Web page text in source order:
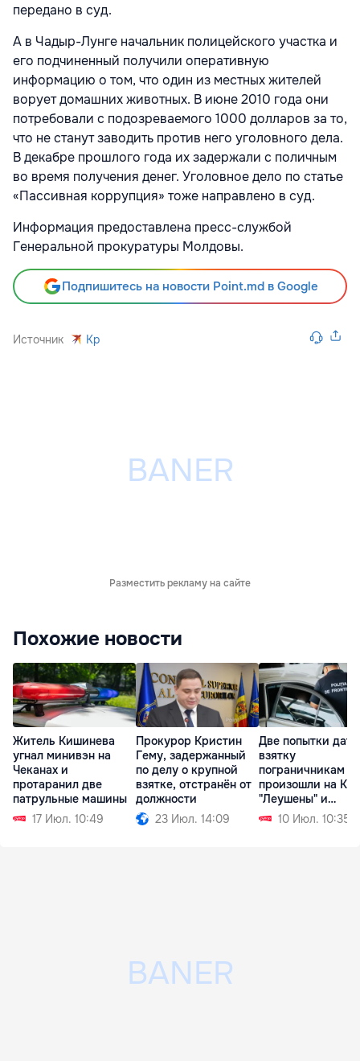
передано в суд.
А в Чадыр-Лунге начальник полицейского участка и
его подчиненный получили оперативную
информацию о том, что один из местных жителей
ворует домашних животных. В июне 2010 года они
потребовали с подозреваемого 1000 долларов за то,
что не станут заводить против него уголовного дела.
В декабре прошлого года их задержали с поличным
во время получения денег. Уголовное дело по статье
«Пассивная коррупция» тоже направлено в суд.
Информация предоставлена пресс-службой
Генеральной прокуратуры Молдовы.
Подпишитесь на новости Point.md в Google
Источник Kp
Разместить рекламу на сайте
Похожие новости
Житель Кишинева
угнал минивэн на
Чеканах и
протаранил две
патрульные машины
17 Июл. 10:49
Прокурор Кристин
Гему, задержанный
по делу о крупной
взятке, отстранён от
должности
23 Июл. 14:09
Две попытки дать
взятку
пограничникам
произошли на
"Леушены" и
"Паланка"
10 Июл. 10:35